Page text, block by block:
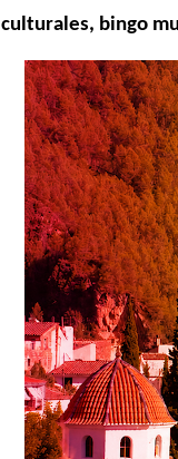
culturales, bingo